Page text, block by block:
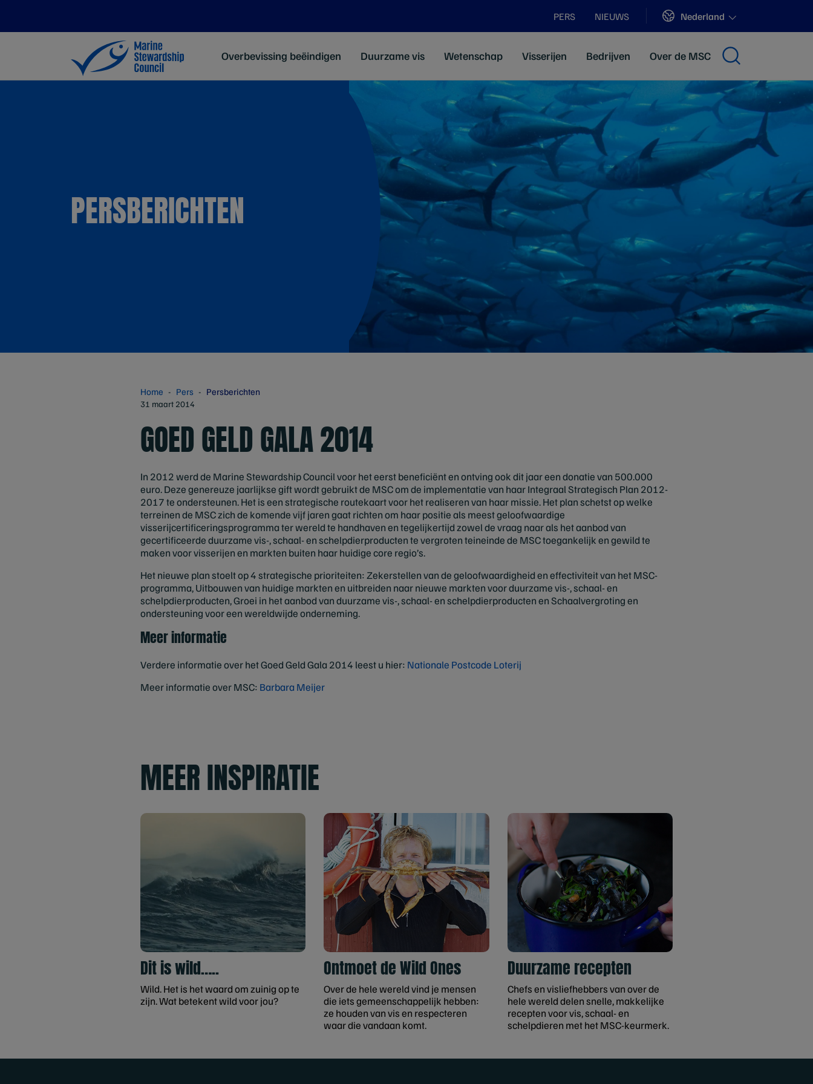
PERS NIEUWS Sites
Nederland
Overbevissing beëindigen Duurzame vis Wetenschap Visserijen Bedrijven Over de MSC
PERSBERICHTEN
Home Pers Persberichten
31 maart 2014
GOED GELD GALA 2014
In 2012 werd de Marine Stewardship Council voor het eerst beneficiënt en ontving ook dit jaar een donatie van 500.000
euro. Deze genereuze jaarlijkse gift wordt gebruikt de MSC om de implementatie van haar Integraal Strategisch Plan 2012-
2017 te ondersteunen. Het is een strategische routekaart voor het realiseren van haar missie. Het plan schetst op welke
terreinen de MSC zich de komende vijf jaren gaat richten om haar positie als meest geloofwaardige
visserijcertificeringsprogramma ter wereld te handhaven en tegelijkertijd zowel de vraag naar als het aanbod van
gecertificeerde duurzame vis-, schaal- en schelpdierproducten te vergroten teineinde de MSC toegankelijk en gewild te
maken voor visserijen en markten buiten haar huidige core regio’s.
Het nieuwe plan stoelt op 4 strategische prioriteiten: Zekerstellen van de geloofwaardigheid en effectiviteit van het MSC-
programma, Uitbouwen van huidige markten en uitbreiden naar nieuwe markten voor duurzame vis-, schaal- en
schelpdierproducten, Groei in het aanbod van duurzame vis-, schaal- en schelpdierproducten en Schaalvergroting en
ondersteuning voor een wereldwijde onderneming.
Meer informatie
Verdere informatie over het Goed Geld Gala 2014 leest u hier: Nationale Postcode Loterij
Meer informatie over MSC: Barbara Meijer
MEER INSPIRATIE
Dit is wild…..
Wild. Het is het waard om zuinig op te
zijn. Wat betekent wild voor jou?
Ontmoet de Wild Ones
Over de hele wereld vind je mensen
die iets gemeenschappelijk hebben:
ze houden van vis en respecteren
waar die vandaan komt.
Duurzame recepten
Chefs en visliefhebbers van over de
hele wereld delen snelle, makkelijke
recepten voor vis, schaal- en
schelpdieren met het MSC-keurmerk.